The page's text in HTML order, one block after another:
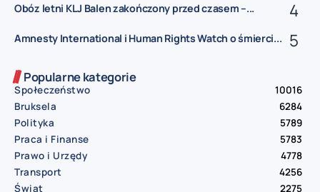
Obóz letni KLJ Balen zakończony przed czasem –...
Amnesty International i Human Rights Watch o śmierci...
Popularne kategorie
Społeczeństwo
10016
Bruksela
6284
Polityka
5789
Praca i Finanse
5783
Prawo i Urzędy
4778
Transport
4256
Świat
2275